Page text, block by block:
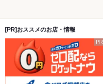
[PR]おススメのお店・情報
PR